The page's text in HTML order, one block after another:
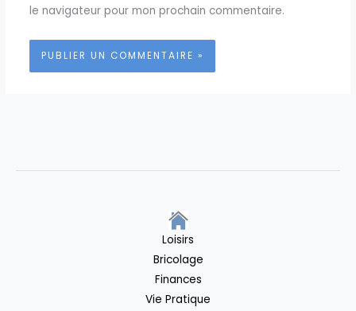
le navigateur pour mon prochain commentaire.
Loisirs
Bricolage
Finances
Vie Pratique